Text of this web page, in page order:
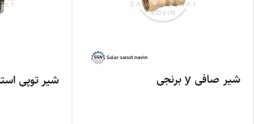
شیر صافی y برنجی شیر توپی